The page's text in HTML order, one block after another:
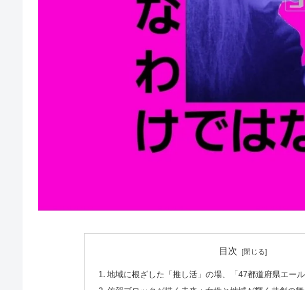
目次
地域に根ざした「推し活」の場、「47都道府県エー